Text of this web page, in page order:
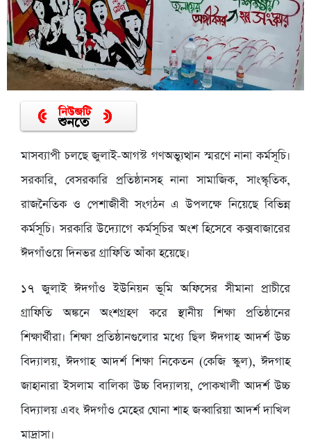
মাসব্যাপী চলছে জুলাই-আগস্ট গণঅভ্যুত্থান স্মরণে নানা কর্মসূচি।
সরকারি, বেসরকারি প্রতিষ্ঠানসহ নানা সামাজিক, সাংস্কৃতিক,
রাজনৈতিক ও পেশাজীবী সংগঠন এ উপলক্ষে নিয়েছে বিভিন্ন
কর্মসূচি। সরকারি উদ্যোগে কর্মসূচির অংশ হিসেবে কক্সবাজারের
ঈদগাঁওয়ে দিনভর গ্রাফিতি আঁকা হয়েছে।
১৭ জুলাই ঈদগাঁও ইউনিয়ন ভূমি অফিসের সীমানা প্রাচীরে
গ্রাফিতি অঙ্কনে অংশগ্রহণ করে স্থানীয় শিক্ষা প্রতিষ্ঠানের
শিক্ষার্থীরা। শিক্ষা প্রতিষ্ঠানগুলোর মধ্যে ছিল ঈদগাহ আদর্শ উচ্চ
বিদ্যালয়, ঈদগাহ আদর্শ শিক্ষা নিকেতন (কেজি স্কুল), ঈদগাহ
জাহানারা ইসলাম বালিকা উচ্চ বিদ্যালয়, পোকখালী আদর্শ উচ্চ
বিদ্যালয় এবং ঈদগাঁও মেহের ঘোনা শাহ জব্বারিয়া আদর্শ দাখিল
মাদ্রাসা।